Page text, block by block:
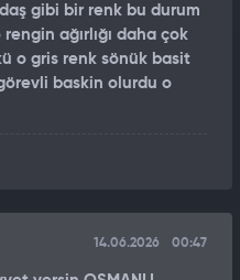
gibi bir renk bu durum
ağırlığı daha çok
o gris renk sönük basit
baskin olurdu o
14.06.2026 00:47